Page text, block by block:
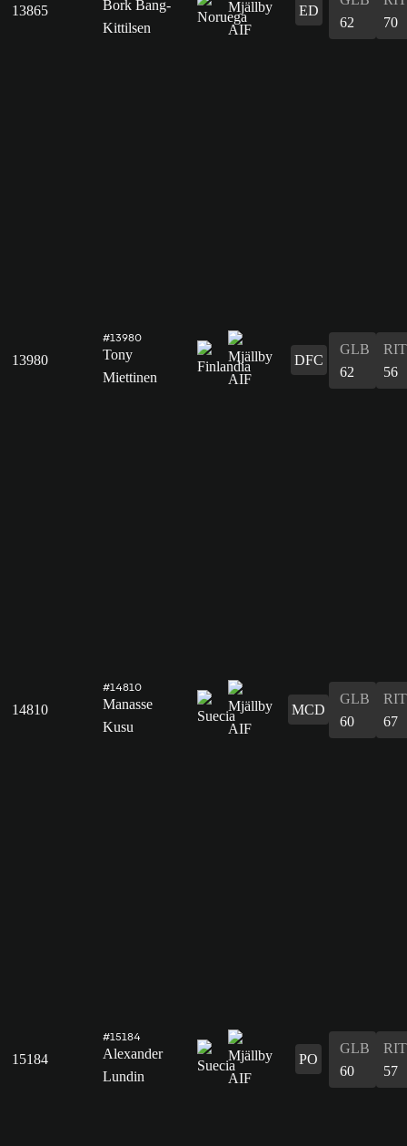
13865
Bork Bang-
Kittilsen
ED
62
70
13980
#13980
Tony
Miettinen
DFC
GLB
62
RIT
56
14810
#14810
Manasse
Kusu
MCD
GLB
60
RIT
67
15184
#15184
Alexander
Lundin
PO
GLB
60
RIT
57